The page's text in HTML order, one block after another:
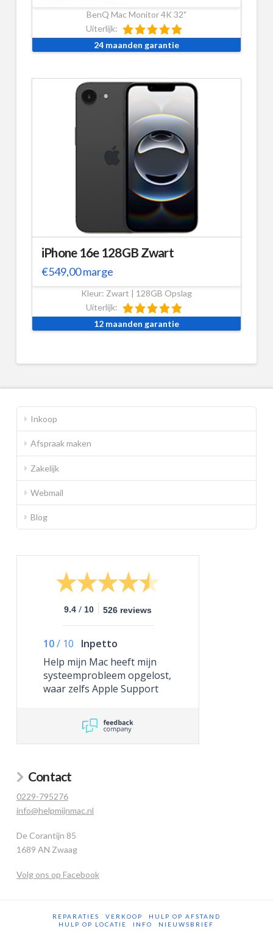
BenQ Mac Monitor 4K 32"
Uiterlijk:
24 maanden garantie
iPhone 16e 128GB Zwart
€549,00marge
Kleur: Zwart | 128GB Opslag
Uiterlijk:
12 maanden garantie
Inkoop
Afspraak maken
Zakelijk
Webmail
Blog
9.4 / 10 526 reviews
10/ 10
Inpetto
Help mijn Mac heeft mijn
systeemprobleem opgelost,
waar zelfs Apple Support
Contact
0229-795276
info@helpmijnmac.nl
De Corantijn 85
1689 AN Zwaag
Volg ons op Facebook
REPARATIES VERKOOP
HULP OP AFSTAND
HULP OP LOCATIE
INFO NIEUWSBRIEF